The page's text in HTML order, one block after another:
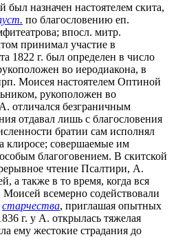
назначен настоятелем скита,
по благословению еп.
впосл. митр.
принимал участие в
1822 г. был определен в число
во иеродиакона, в
Моисея настоятелем Оптиной
рукоположен во
отличался безграничным
отдавал лишь с благословения
братии сам исполнял
клиросе; совершаемые им
благоговением. В скитской
чтение Псалтири, А.
а также в то время, когда вся
всемерно содействовали
старчества, приглашая опытных
г. у А. открылась тяжелая
ему жестокие страдания до